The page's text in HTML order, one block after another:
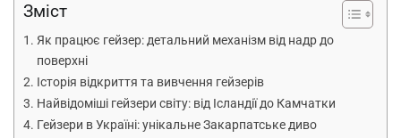
Зміст
Як працює гейзер: детальний механізм від надр до
поверхні
Історія відкриття та вивчення гейзерів
Найвідоміші гейзери світу: від Ісландії до Камчатки
Гейзери в Україні: унікальне Закарпатське диво